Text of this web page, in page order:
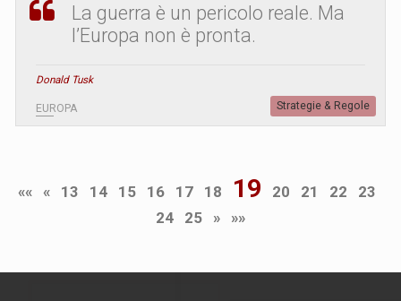
La guerra è un pericolo reale. Ma
l’Europa non è pronta.
Donald Tusk
EUROPA Strategie & Regole
«« « 13 14 15 16 17 18 19 20 21 22
23
24
25 » »»